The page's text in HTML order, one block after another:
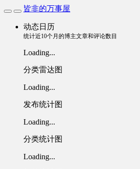
皆非的万事屋
动态日历
统计近10个月的博主文章和评论数目
Loading...
分类雷达图
Loading...
发布统计图
Loading...
分类统计图
Loading...